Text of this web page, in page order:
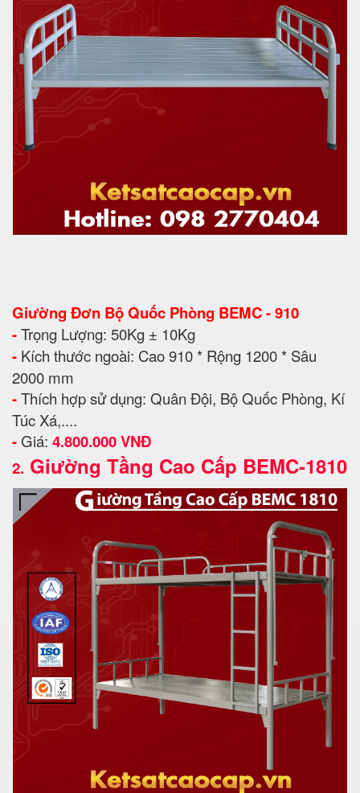
Giường Đơn Bộ Quốc Phòng BEMC - 910
-Trọng Lượng: 50Kg ± 10Kg
- Kích thước ngoài: Cao 910 * Rộng 1200 * Sâu
2000 mm
-Thích hợp sử dụng: Quân Đội, Bộ Quốc Phòng, Kí
Túc Xá,....
- Giá: 4.800.000 VNĐ
2. Giường Tầng Cao Cấp BEMC-1810